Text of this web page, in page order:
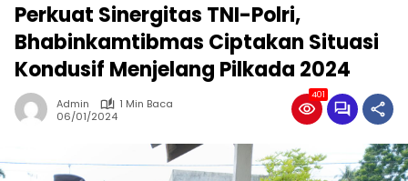
Perkuat Sinergitas TNI-Polri,
Bhabinkamtibmas Ciptakan Situasi
Kondusif Menjelang Pilkada 2024
Admin
1 Min Baca
06/01/2024
401